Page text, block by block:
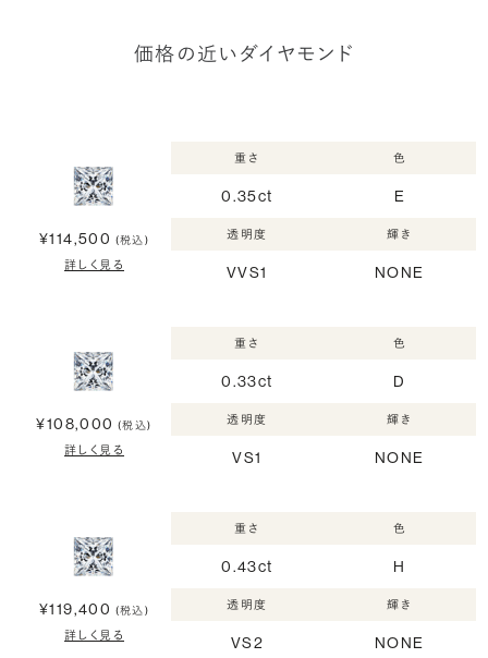
価格の近いダイヤモンド
¥114,500 (税込)
詳しく見る
重さ
0.35ct
色
E
透明度
VVS1
輝き
NONE
¥108,000 (税込)
詳しく見る
重さ
0.33ct
色
D
透明度
VS1
輝き
NONE
¥119,400 (税込)
詳しく見る
重さ
0.43ct
色
H
透明度
VS2
輝き
NONE